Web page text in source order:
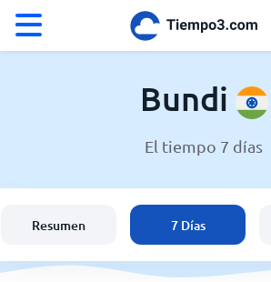
España
Bundi
El tiempo 7 días
Resumen 7 Días